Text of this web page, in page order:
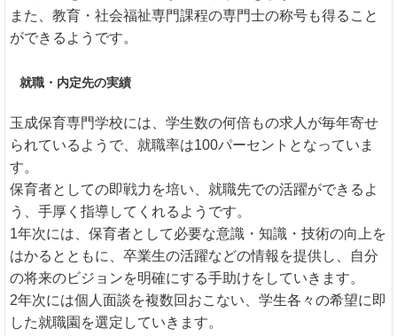
また、教育・社会福祉専門課程の専門士の称号も得ること
ができるようです。
就職・内定先の実績
玉成保育専門学校には、学生数の何倍もの求人が毎年寄せ
られているようで、就職率は100パーセントとなっていま
す。
保育者としての即戦力を培い、就職先での活躍ができるよ
う、手厚く指導してくれるようです。
1年次には、保育者として必要な意識・知識・技術の向上を
はかるとともに、卒業生の活躍などの情報を提供し、自分
の将来のビジョンを明確にする手助けをしていきます。
2年次には個人面談を複数回おこない、学生各々の希望に即
した就職園を選定していきます。